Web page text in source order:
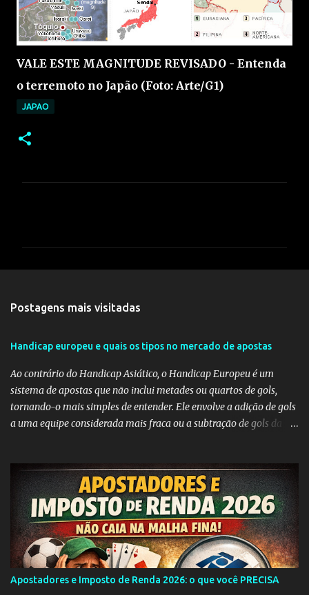
VALE ESTE MAGNITUDE REVISADO - Entenda
o terremoto no Japão (Foto: Arte/G1)
JAPAO
o
s
Postagens mais visitadas
Handicap europeu e quais os tipos no mercado de apostas
Ao contrário do Handicap Asiático, o Handicap Europeu é um
sistema de apostas que não inclui metades ou quartos de gols,
tornando-o mais simples de entender. Ele envolve a adição de gols
a uma equipe considerada mais fraca ou a subtração de gols da
tornando-os mais atraentes para os apostadores. Aqui estão
alguns dos tipos mais comuns de Handicap Europeu no mercado
de apostas: Handicap Europeu +1: Nesta aposta, uma equipe é
considerada com uma vantagem de 1 gol antes mesmo do início do
jogo. Isso significa que, se a equipe perder por um gol de diferença,
a aposta é vencedora. Se houver um empate ou se a equipe ganhar,
a aposta também é vencedora. Handicap Europeu +2: Semelhante
ao exemplo anterior, aqui a equipe recebe uma vantagem de 2
Apostadores e Imposto de Renda 2026: o que você PRECISA